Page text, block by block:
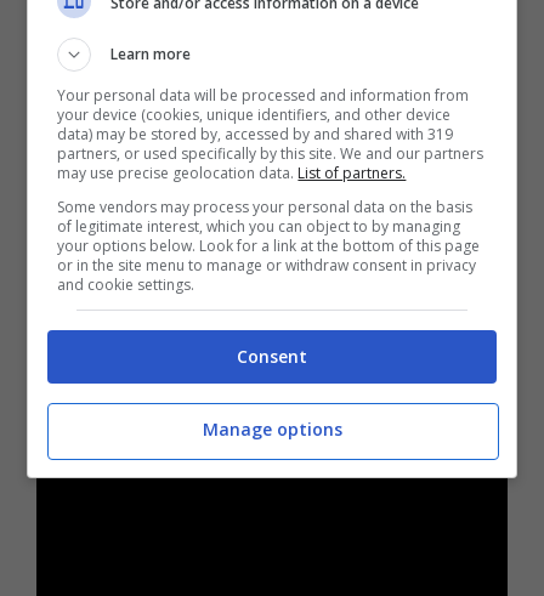
345 km/h. Pensate che per coprire
l’accelerazione tra 0 e 100 km/h ci vogliono
appena 2,8 secondi, ed anche l’impianto di
scarico è stato del tutto rivisitatodalla
Novitec, cosa che aiuta l’erogazione e che
contribuisce ad aumentare il sound del
motore.
Learn more
Your personal data will be processed and information from
your device (cookies, unique identifiers, and other device
data) may be stored by, accessed by and shared with 319
partners, or used specifically by this site. We and our partners
may use precise geolocation data. List of partners.
Some vendors may process your personal data on the basis
of legitimate interest, which you can object to by managing
your options below. Look for a link at the bottom of this page
or in the site menu to manage or withdraw consent in privacy
and cookie settings.
Consent
Manage options